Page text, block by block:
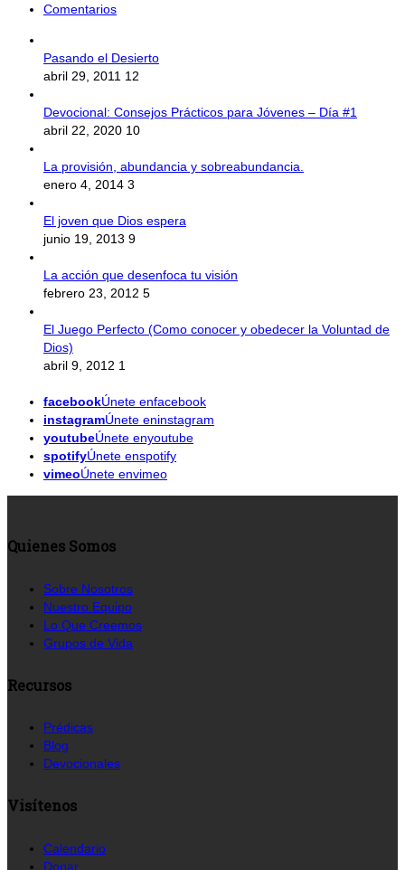
Comentarios
Pasando el Desierto
abril 29, 2011 12
Devocional: Consejos Prácticos para Jóvenes – Día #1
abril 22, 2020 10
La provisión, abundancia y sobreabundancia.
enero 4, 2014 3
El joven que Dios espera
junio 19, 2013 9
La acción que desenfoca tu visión
febrero 23, 2012 5
El Juego Perfecto (Como conocer y obedecer la Voluntad de
Dios)
abril 9, 2012 1
facebookÚnete enfacebook
instagramÚnete eninstagram
youtubeÚnete enyoutube
spotifyÚnete enspotify
vimeoÚnete envimeo
Quienes Somos
Sobre Nosotros
Nuestro Equipo
Lo Que Creemos
Grupos de Vida
Recursos
Prédicas
Blog
Devocionales
Visítenos
Calendario
Donar